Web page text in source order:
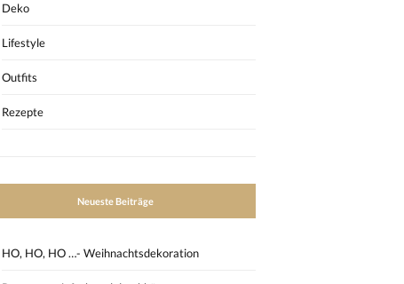
Deko
Lifestyle
Outfits
Rezepte
Neueste Beiträge
HO, HO, HO …- Weihnachtsdekoration